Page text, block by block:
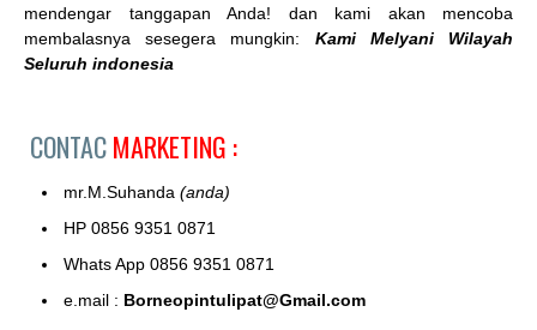
mendengar tanggapan Anda! dan kami akan mencoba
membalasnya sesegera mungkin: Kami Melyani Wilayah
Seluruh indonesia
CONTACMARKETING :
mr.M.Suhanda (anda)
HP 0856 9351 0871
Whats App 0856 9351 0871
e.mail : Borneopintulipat@Gmail.com